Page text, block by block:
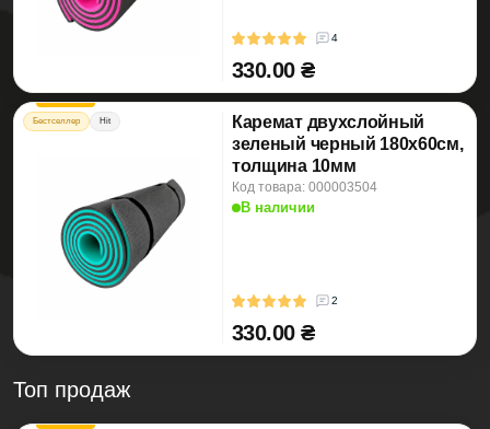
4
330.00 ₴
Бестселлер Hit
Каремат двухслойный
зеленый черный 180х60см,
толщина 10мм
Код товара: 000003504
В наличии
2
330.00 ₴
Топ продаж